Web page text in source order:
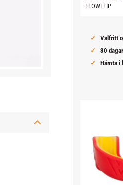
FLOWFLIP
Valfritt
30
Hämta i